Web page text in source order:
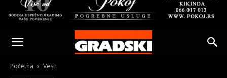
Gradski
Online
Početna Vesti